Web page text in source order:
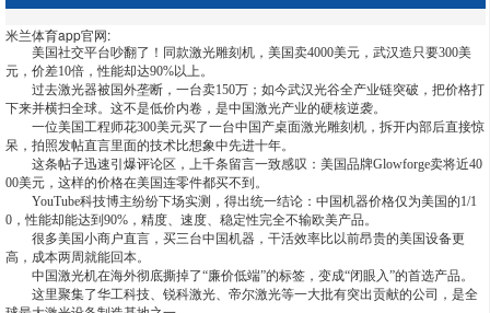
米兰体育app官网:
美国社交平台吵翻了！同款激光雕刻机，美国卖4000美元，武汉造只要300美
元，价差10倍，性能却达90%以上。
过去激光器被国外垄断，一台卖150万；如今武汉光谷全产业链突破，把价格打
下来并横扫全球。这不是低价内卷，是中国激光产业的硬核逆袭。
一位美国工程师花300美元买了一台中国产桌面激光雕刻机，拆开内部后直接惊
呆，拍照发帖直言里面的技术比想象中先进十年。
这条帖子迅速引爆评论区，上千条留言一致感叹：美国品牌Glowforge卖将近40
00美元，这样的价格在美国连零件都买不到。
YouTube科技博主纷纷下场实测，得出统一结论：中国机器价格仅为美国的1/1
0，性能却能达到90%，精度、速度、稳定性完全不输欧美产品。
很多美国小商户直言，买三台中国机器，干活效率比以前昂贵的美国设备更
高，成本两周就能回本。
中国激光机在海外彻底撕掉了“廉价低端”的标签，变成“闭眼入”的首选产品。
这里聚集了华工科技、锐科激光、帝尔激光等一大批有突出贡献的公司，是全